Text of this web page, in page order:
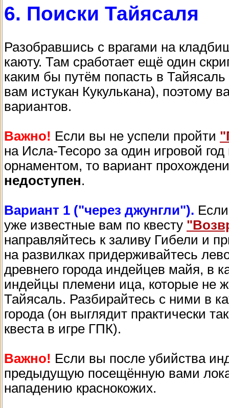
6. Поиски Тайясаля
Разобравшись с врагами на
каюту. Там сработает ещё один
каким бы путём попасть в
вам истукан Кукулькана), поэтому
вариантов.
Важно! Если вы не успели пройти
на Исла-Тесоро за один игровой
орнаментом, то вариант
недоступен.
Вариант 1 ("через джунгли").
уже известные вам по квесту
направляйтесь к заливу Гибели и
на развилках придерживайтесь
древнего города индейцев майя, в
индейцы племени ица, которые не
Тайясаль. Разбирайтесь с ними в
города (он выглядит практически
квеста в игре ГПК).
Важно! Если вы после убийства
предыдущую посещённую вами
нападению краснокожих.